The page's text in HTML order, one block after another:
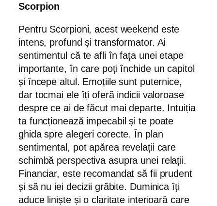
Scorpion
Pentru Scorpioni, acest weekend este
intens, profund și transformator. Ai
sentimentul că te afli în fața unei etape
importante, în care poți închide un capitol
și începe altul. Emoțiile sunt puternice,
dar tocmai ele îți oferă indicii valoroase
despre ce ai de făcut mai departe. Intuiția
ta funcționează impecabil și te poate
ghida spre alegeri corecte. În plan
sentimental, pot apărea revelații care
schimbă perspectiva asupra unei relații.
Financiar, este recomandat să fii prudent
și să nu iei decizii grăbite. Duminica îți
aduce liniște și o claritate interioară care